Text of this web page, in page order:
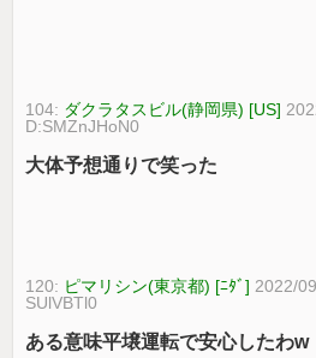
104: ダクラタスビル(静岡県) [US]
D:SMZnJHoN0
大体予想通りで笑った
120: ピマリシン(東京都) [ﾆﾀﾞ] 2022/
SUlVBTl0
ある意味平壌運転で安心したわw